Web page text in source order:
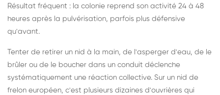
Résultat fréquent : la colonie reprend son activité 24 à 48
heures après la pulvérisation, parfois plus défensive
qu'avant.
Tenter de retirer un nid à la main, de l'asperger d'eau, de le
brûler ou de le boucher dans un conduit déclenche
systématiquement une réaction collective. Sur un nid de
frelon européen, c'est plusieurs dizaines d'ouvrières qui